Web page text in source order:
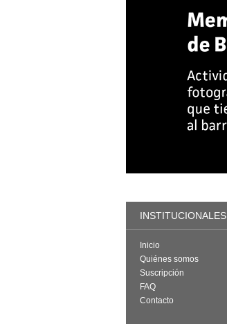
INSTITUCIONALES
Inicio
Quiénes somos
Suscripción
FAQ
Contacto